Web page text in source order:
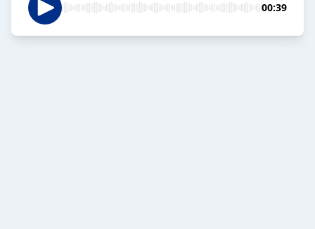
00:39